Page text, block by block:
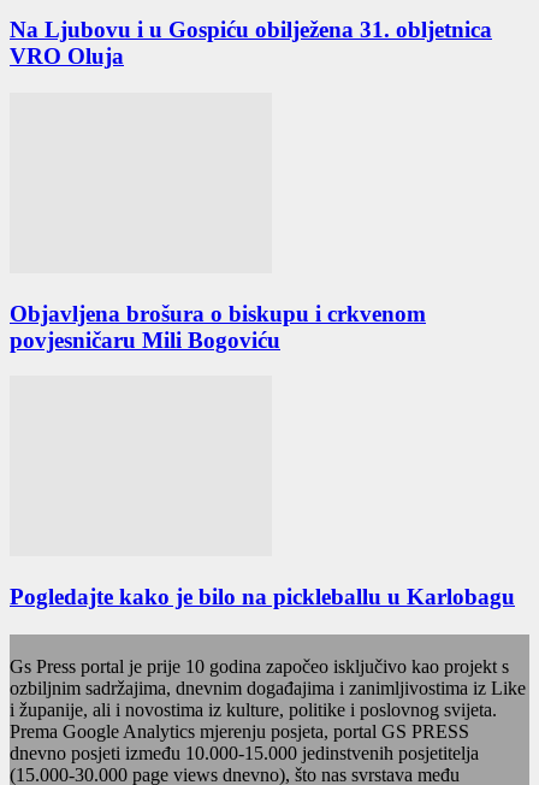
Na Ljubovu i u Gospiću obilježena 31. obljetnica
VRO Oluja
Objavljena brošura o biskupu i crkvenom
povjesničaru Mili Bogoviću
Pogledajte kako je bilo na pickleballu u Karlobagu
Gs Press portal je prije 10 godina započeo isključivo kao projekt s
ozbiljnim sadržajima, dnevnim događajima i zanimljivostima iz Like
i županije, ali i novostima iz kulture, politike i poslovnog svijeta.
Prema Google Analytics mjerenju posjeta, portal GS PRESS
dnevno posjeti između 10.000-15.000 jedinstvenih posjetitelja
(15.000-30.000 page views dnevno), što nas svrstava među